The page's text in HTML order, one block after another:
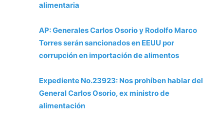
alimentaria
AP: Generales Carlos Osorio y Rodolfo Marco
Torres serán sancionados en EEUU por
corrupción en importación de alimentos
Expediente No.23923: Nos prohíben hablar del
General Carlos Osorio, ex ministro de
alimentación